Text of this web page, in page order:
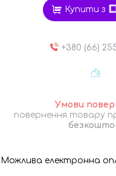
Купити з
+380 (66)
повернення товару